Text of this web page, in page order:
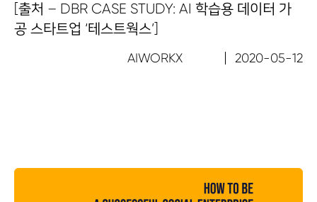
AIWORKX 2020-05-12
[출처 – DBR CASE STUDY: AI 학습용 데이터 가
공 스타트업 ‘테스트웍스’]